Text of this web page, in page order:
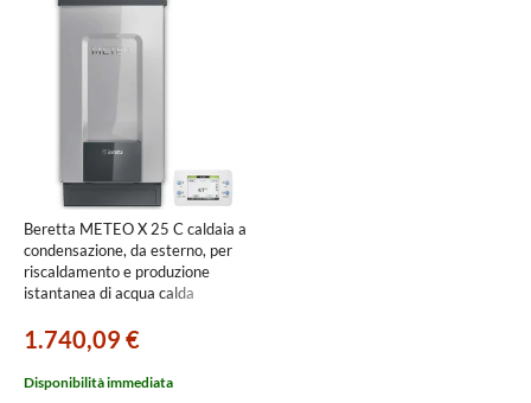
Beretta METEO X 25 C caldaia a
condensazione, da esterno, per
riscaldamento e produzione
istantanea di acqua calda
1.740,09 €
Disponibilità immediata